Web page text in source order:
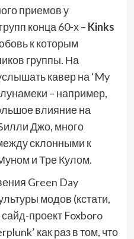
приемов у
конца 60-х – Kinks
к которым
группы. На
кавер на ‘My
– например,
влияние на
Джо, много
склонными к
и Тре Кулом.
Green Day
модов (кстати,
проект Foxboro
как раз в том, что